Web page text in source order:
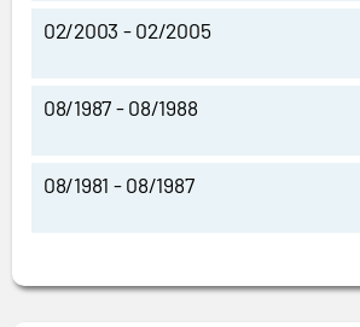
02/2003 - 02/2005
08/1987 - 08/1988
08/1981 - 08/1987